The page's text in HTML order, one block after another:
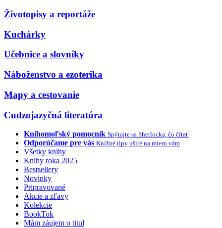
Životopisy a reportáže
Kuchárky
Učebnice a slovníky
Náboženstvo a ezoterika
Mapy a cestovanie
Cudzojazyčná literatúra
Knihomoľský pomocník Spýtajte sa Sherlocka, čo čítať
Odporúčame pre vás Knižné tipy ušité na mieru vám
Všetky knihy
Knihy roka 2025
Bestsellery
Novinky
Pripravované
Akcie a zľavy
Kolekcie
BookTok
Mám záujem o titul